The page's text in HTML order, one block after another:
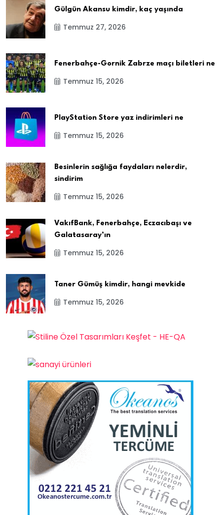
Gülgün Akansu kimdir, kaç yaşında
Temmuz 27, 2026
Fenerbahçe-Gornik Zabrze maçı biletleri ne
Temmuz 15, 2026
PlayStation Store yaz indirimleri ne
Temmuz 15, 2026
Besinlerin sağlığa faydaları nelerdir,
sindirim
Temmuz 15, 2026
VakıfBank, Fenerbahçe, Eczacıbaşı ve
Galatasaray’ın
Temmuz 15, 2026
Taner Gümüş kimdir, hangi mevkide
Temmuz 15, 2026